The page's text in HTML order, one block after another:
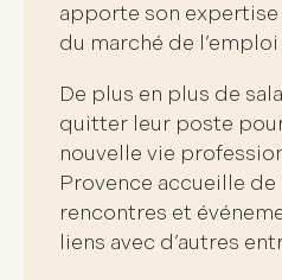
apporte son expertise
du marché de l’emploi
De plus en plus de
quitter leur poste
nouvelle vie
Provence accueille
rencontres et
liens avec d’autres